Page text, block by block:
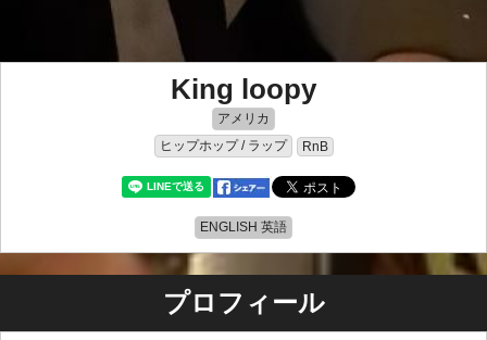
King loopy
アメリカ
ヒップホップ / ラップ
RnB
ENGLISH 英語
プロフィール